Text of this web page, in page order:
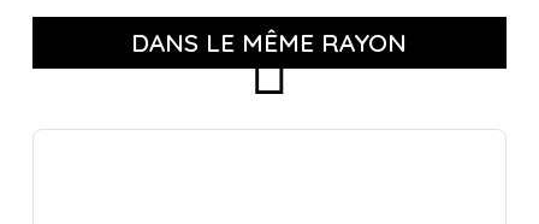
DANS LE MÊME RAYON